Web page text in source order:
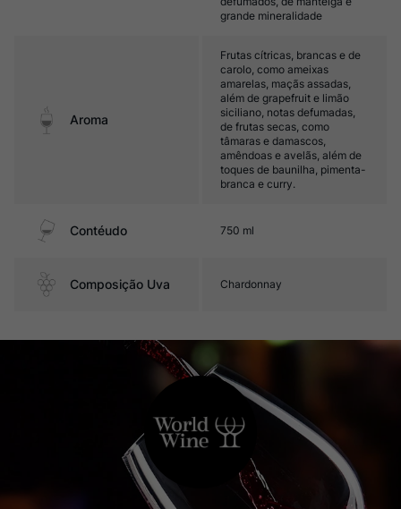
grande mineralidade
Aroma
Frutas cítricas, brancas e de
carolo, como ameixas
amarelas, maçãs assadas,
além de grapefruit e limão
siciliano, notas defumadas,
de frutas secas, como
tâmaras e damascos,
amêndoas e avelãs, além de
toques de baunilha, pimenta-
branca e curry.
Contéudo 750 ml
Composição Uva Chardonnay